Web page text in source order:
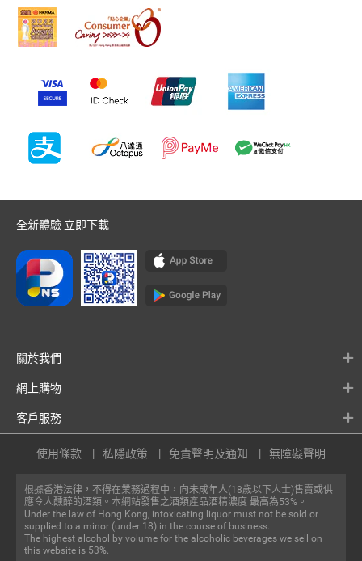
全新體驗 立即下載
關於我們
網上購物
客戶服務
根據香港法律，不得在業務過程中，向未成年人(18歲以下人士)售賣或供
應令人醺醉的酒類。本網站發售之酒類產品酒精濃度 最高為53%。
Under the law of Hong Kong, intoxicating liquor must not be sold or
supplied to a minor (under 18) in the course of business.
The highest alcohol by volume for the alcoholic beverages we sell on
this website is 53%.
使用條款 私隱政策 免責聲明及通知 無障礙聲明